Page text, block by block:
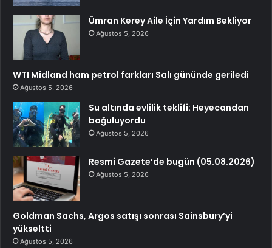
Ümran Kerey Aile İçin Yardım Bekliyor
Ağustos 5, 2026
WTI Midland ham petrol farkları Salı gününde geriledi
Ağustos 5, 2026
Su altında evlilik teklifi: Heyecandan
boğuluyordu
Ağustos 5, 2026
Resmi Gazete’de bugün (05.08.2026)
Ağustos 5, 2026
Goldman Sachs, Argos satışı sonrası Sainsbury’yi
yükseltti
Ağustos 5, 2026